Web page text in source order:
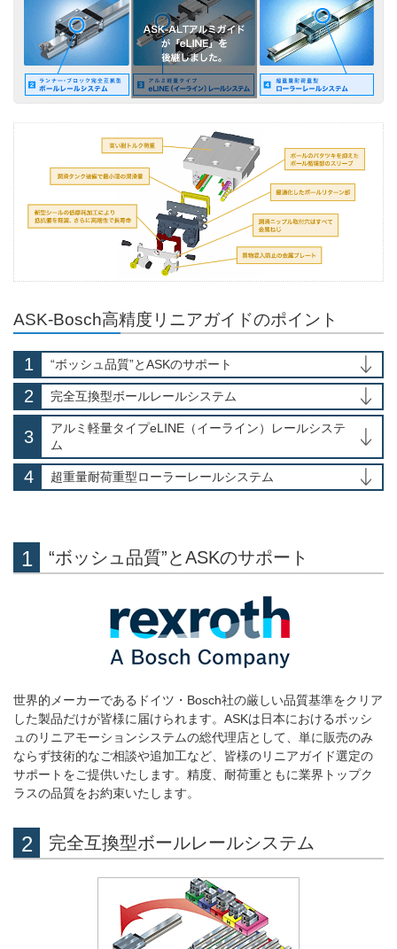
ASK-Bosch高精度リニアガイドのポイント
“ボッシュ品質”とASKのサポート
完全互換型ボールレールシステム
アルミ軽量タイプeLINE（イーライン）レールシステ
ム
超重量耐荷重型ローラーレールシステム
“ボッシュ品質”とASKのサポート
世界的メーカーであるドイツ・Bosch社の厳しい品質基準をクリア
した製品だけが皆様に届けられます。ASKは日本におけるボッシ
ュのリニアモーションシステムの総代理店として、単に販売のみ
ならず技術的なご相談や追加工など、皆様のリニアガイド選定の
サポートをご提供いたします。精度、耐荷重ともに業界トップク
ラスの品質をお約束いたします。
完全互換型ボールレールシステム